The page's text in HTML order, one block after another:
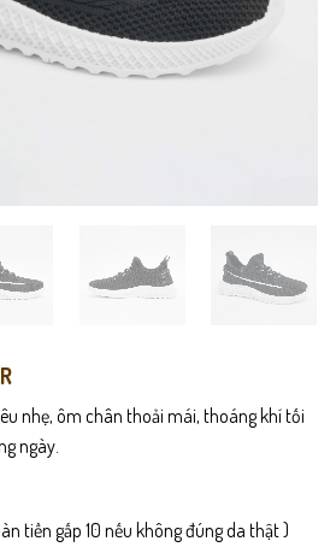
nhẹ, ôm chân thoải mái, thoáng khí tối
ngày.
tiền gấp 10 nếu không đúng da thật )